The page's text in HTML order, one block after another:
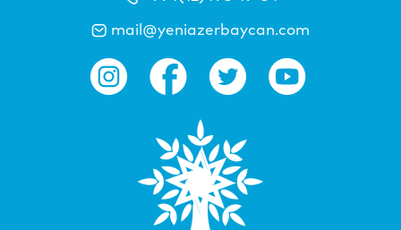
mail@yeniazerbaycan.com